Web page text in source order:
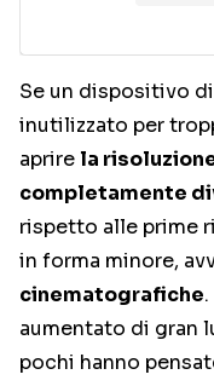
Se un dispositivo
inutilizzato per
aprire la
completamente
rispetto alle prime
in forma minore,
cinematografiche
aumentato di gran
pochi hanno